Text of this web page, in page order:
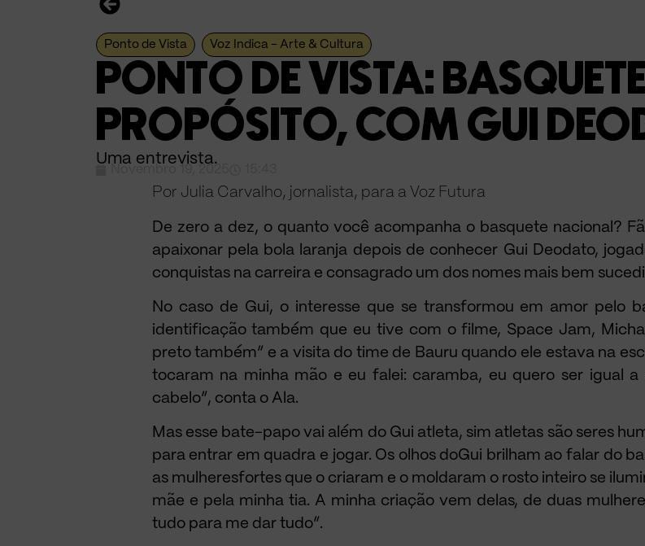
Ponto de Vista Voz Indica - Arte & Cultura
PONTO DE VISTA:
PROPÓSITO, COM GUI
Uma entrevista.
Por Julia Carvalho, jornalista, para a Voz Futura
De zero a dez, o quanto você acompanha o basquete nacional?
apaixonar pela bola laranja depois de conhecer Gui Deodato,
conquistas na carreira e consagrado um dos nomes mais bem
No caso de Gui, o interesse que se transformou em amor pelo
identificação também que eu tive com o filme, Space Jam,
preto também” e a visita do time de Bauru quando ele estava na
tocaram na minha mão e eu falei: caramba, eu quero ser igual a
cabelo”, conta o Ala.
Mas esse bate-papo vai além do Gui atleta, sim atletas são seres
para entrar em quadra e jogar. Os olhos doGui brilham ao falar do
as mulheresfortes que o criaram e o moldaram o rosto inteiro se
mãe e pela minha tia. A minha criação vem delas, de duas
tudo para me dar tudo”.